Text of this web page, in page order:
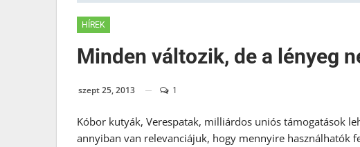
HÍREK
Minden változik, de a lényeg
szept 25, 2013 1
Kóbor kutyák, Verespatak, milliárdos uniós támogatások
annyiban van relevanciájuk, hogy mennyire használhatók